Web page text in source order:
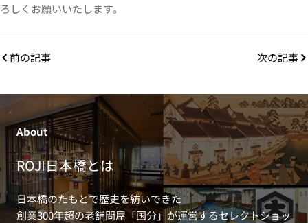
ろしくお願いいたします。
前の記事 次の記事
About
ROJI日本橋とは
日本橋のたもとで歴史を紡いできた
創業300年超の老舗問屋「国分」が運営するセレクトショッ